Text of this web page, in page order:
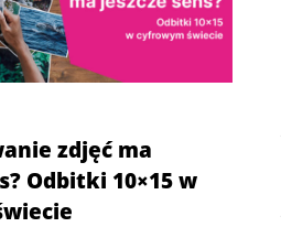
zdjęć ma
Odbitki 10×15 w